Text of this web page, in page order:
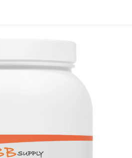
D Fatburner